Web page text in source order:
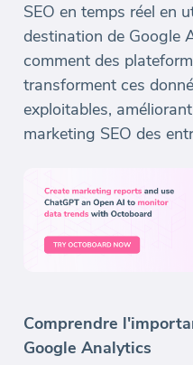
SEO en temps réel en
destination de Google
comment des
transforment ces
exploitables,
marketing SEO des
Comprendre
Google Analytics